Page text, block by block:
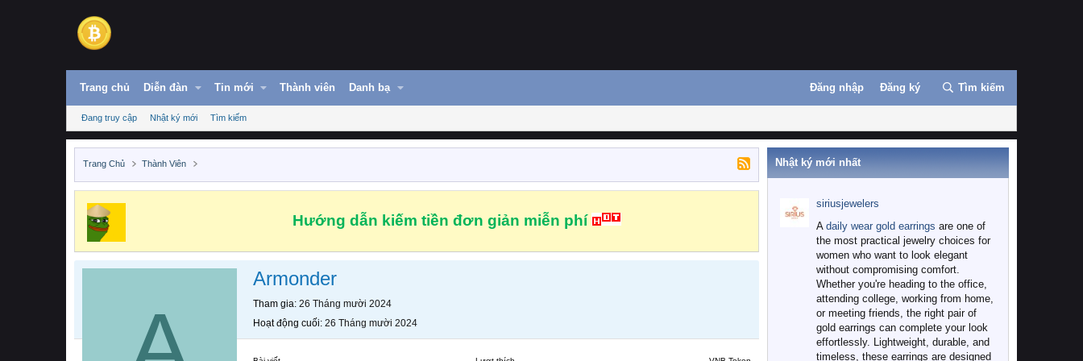
Trang chủ Diễn đàn Tin mới Thành viên Danh bạ Đăng nhập Đăng ký Tìm kiếm
Đang truy cập Nhật ký mới Tìm kiếm
Trang Chủ Thành Viên
Hướng dẫn kiếm tiền đơn giản miễn phí
Armonder
Tham gia 26 Tháng mười 2024
Hoạt động cuối 26 Tháng mười 2024
Nhật ký mới nhất
siriusjewelers
A daily wear gold earrings are one of
the most practical jewelry choices for
women who want to look elegant
without compromising comfort.
Whether you're heading to the office,
attending college, working from home,
or meeting friends, the right pair of
gold earrings can complete your look
effortlessly. Lightweight, durable, and
timeless, these earrings are designed